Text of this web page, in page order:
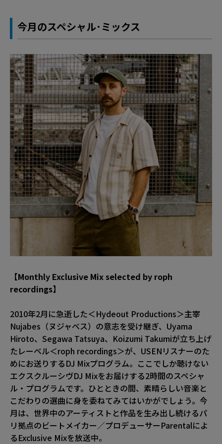
今月のスペシャル･ミックス
【Monthly Exclusive Mix selected by roph
recordings】
2010年2月に急逝した＜Hydeout Productions＞主宰
Nujabes（ヌジャベス）の意志を受け継ぎ、Uyama
Hiroto、Segawa Tatsuya、Koizumi Takumiが立ち上げ
たレーベル＜roph recordings＞が、USENリスナーのた
めにお送りするDJ Mixプログラム。ここでしか聴けない
エクスクルーシヴDJ Mixをお届けする2時間のスペシャ
ル・プログラムです。ひとときの間、素晴らしい音楽と
こだわりの選曲に身を委ねてみてはいかがでしょう。今
月は、世界中のアーティストと作品を生み出し続けるパ
リ拠点のビートメイカー／プロデューサーParentalによ
るExclusive Mixを放送中。